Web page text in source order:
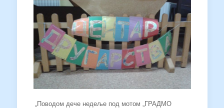
„Поводом дече недеље под мотом „ГРАДМО